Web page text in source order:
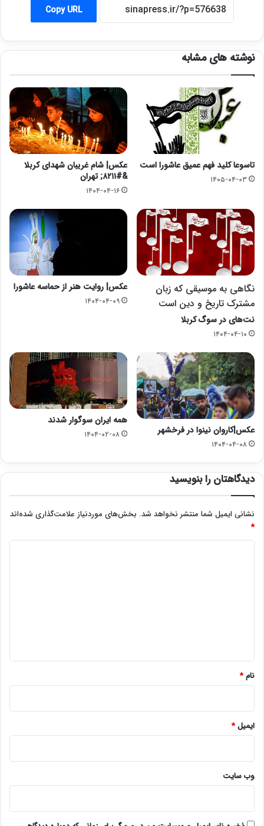
Copy URL
نوشته های مشابه
تاسوعا کلید فهم عمیق عاشورا است
۱۴۰۵-۰۴-۰۳
عکس| شام غریبان شهدای کربلا
&#۸۲۱۱; تهران
۱۴۰۴-۰۴-۱۶
نگاهی به موسیقی که زبان
مشترک تاریخ و دین است
نت‌های در سوگ کربلا
۱۴۰۴-۰۴-۱۰
عکس| روایت هنر از حماسه عاشورا
۱۴۰۴-۰۴-۰۹
عکس|کاروان نینوا در فرخشهر
۱۴۰۴-۰۴-۰۸
همه ایران سوگوار شدند
۱۴۰۴-۰۲-۰۸
دیدگاهتان را بنویسید
نشانی ایمیل شما منتشر نخواهد شد. بخش‌های موردنیاز علامت‌گذاری شده‌اند
*
نام*
ایمیل*
وب‌ سایت